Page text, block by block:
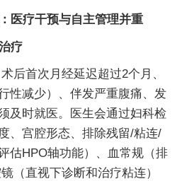
医疗干预与自主管理并重
疗
术后首次月经延迟超过2个月、
性减少）、伴发严重腹痛、发
及时就医。医生会通过妇科检
、宫腔形态、排除残留/粘连/
估HPO轴功能）、血常规（排
（直视下诊断和治疗粘连）